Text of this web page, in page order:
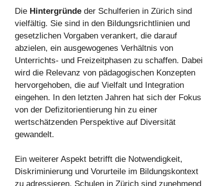
Die Hintergründe der Schulferien in Zürich sind
vielfältig. Sie sind in den Bildungsrichtlinien und
gesetzlichen Vorgaben verankert, die darauf
abzielen, ein ausgewogenes Verhältnis von
Unterrichts- und Freizeitphasen zu schaffen. Dabei
wird die Relevanz von pädagogischen Konzepten
hervorgehoben, die auf Vielfalt und Integration
eingehen. In den letzten Jahren hat sich der Fokus
von der Defizitorientierung hin zu einer
wertschätzenden Perspektive auf Diversität
gewandelt.
Ein weiterer Aspekt betrifft die Notwendigkeit,
Diskriminierung und Vorurteile im Bildungskontext
zu adressieren. Schulen in Zürich sind zunehmend